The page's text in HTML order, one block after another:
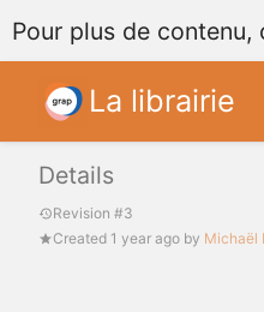
Pour plus de
La librairie
Details
Revision #3
Created 1 year ago by Michaël